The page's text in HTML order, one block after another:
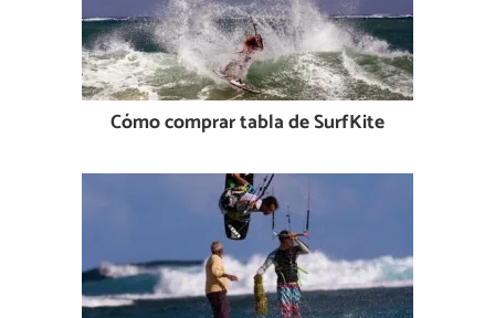
Cómo comprar tabla de SurfKite